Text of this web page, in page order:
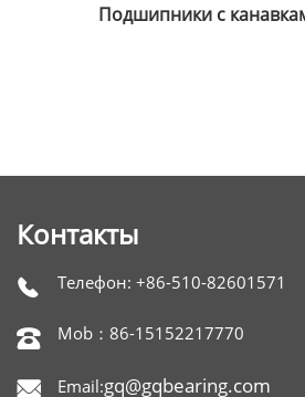
Подшипники с
Контакты
 Телефон: +86-510-82601571
 Mob：86-15152217770
 Email:gq@gqbearing.com